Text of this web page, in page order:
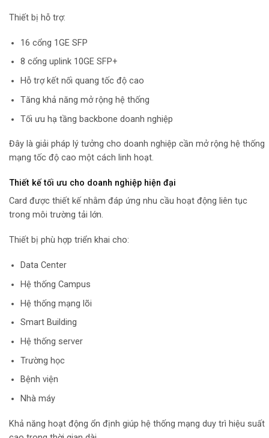
Thiết bị hỗ trợ:
16 cổng 1GE SFP
8 cổng uplink 10GE SFP+
Hỗ trợ kết nối quang tốc độ cao
Tăng khả năng mở rộng hệ thống
Tối ưu hạ tầng backbone doanh nghiệp
Đây là giải pháp lý tưởng cho doanh nghiệp cần mở rộng hệ thống
mạng tốc độ cao một cách linh hoạt.
Thiết kế tối ưu cho doanh nghiệp hiện đại
Card được thiết kế nhằm đáp ứng nhu cầu hoạt động liên tục
trong môi trường tải lớn.
Thiết bị phù hợp triển khai cho:
Data Center
Hệ thống Campus
Hệ thống mạng lõi
Smart Building
Hệ thống server
Trường học
Bệnh viện
Nhà máy
Khả năng hoạt động ổn định giúp hệ thống mạng duy trì hiệu suất